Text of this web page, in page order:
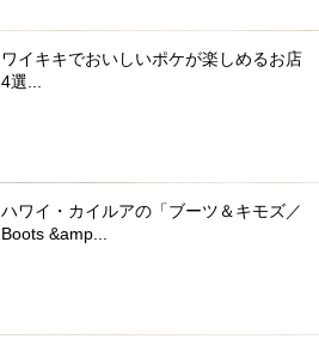
ワイキキでおいしいポケが楽しめるお店
4選...
ハワイ・カイルアの「ブーツ＆キモズ／
Boots &amp...